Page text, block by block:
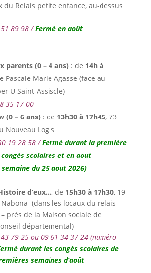
du Relais petite enfance, au-dessus
89 98 /Fermé en août
parents (0 – 4 ans) : de 14h à
Pascale Marie Agasse (face au
U Saint-Assiscle)
35 17 00
(0 – 6 ans) : de 13h30 à 17h45, 73
Nouveau Logis
19 28 58 /Fermé durant la première
scolaires et en aout
du 25 aout 2026)
d’eux…, de 15h30 à 17h30, 19
(dans les locaux du relais
près de la Maison sociale de
départemental)
79 25 ou 09 61 34 37 24 (numéro
durant les congés scolaires de
semaines d’août